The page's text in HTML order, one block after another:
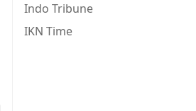
Indo Tribune
IKN Time